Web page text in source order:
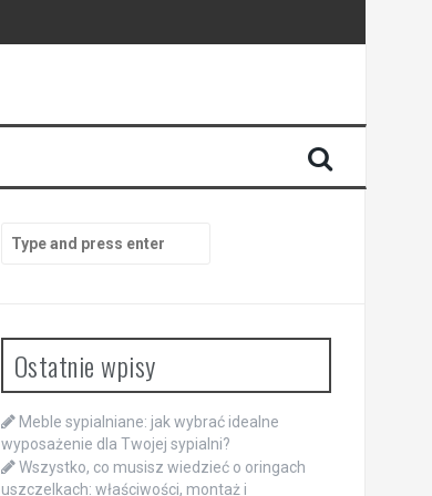
Search
for:
Ostatnie wpisy
Meble sypialniane: jak wybrać idealne
wyposażenie dla Twojej sypialni?
Wszystko, co musisz wiedzieć o oringach
uszczelkach: właściwości, montaż i